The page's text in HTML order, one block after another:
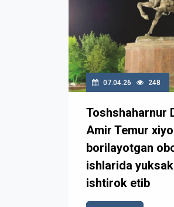
07.04.26 248
Toshshaharnur
Amir Temur
borilayotgan
ishlarida
ishtirok etib